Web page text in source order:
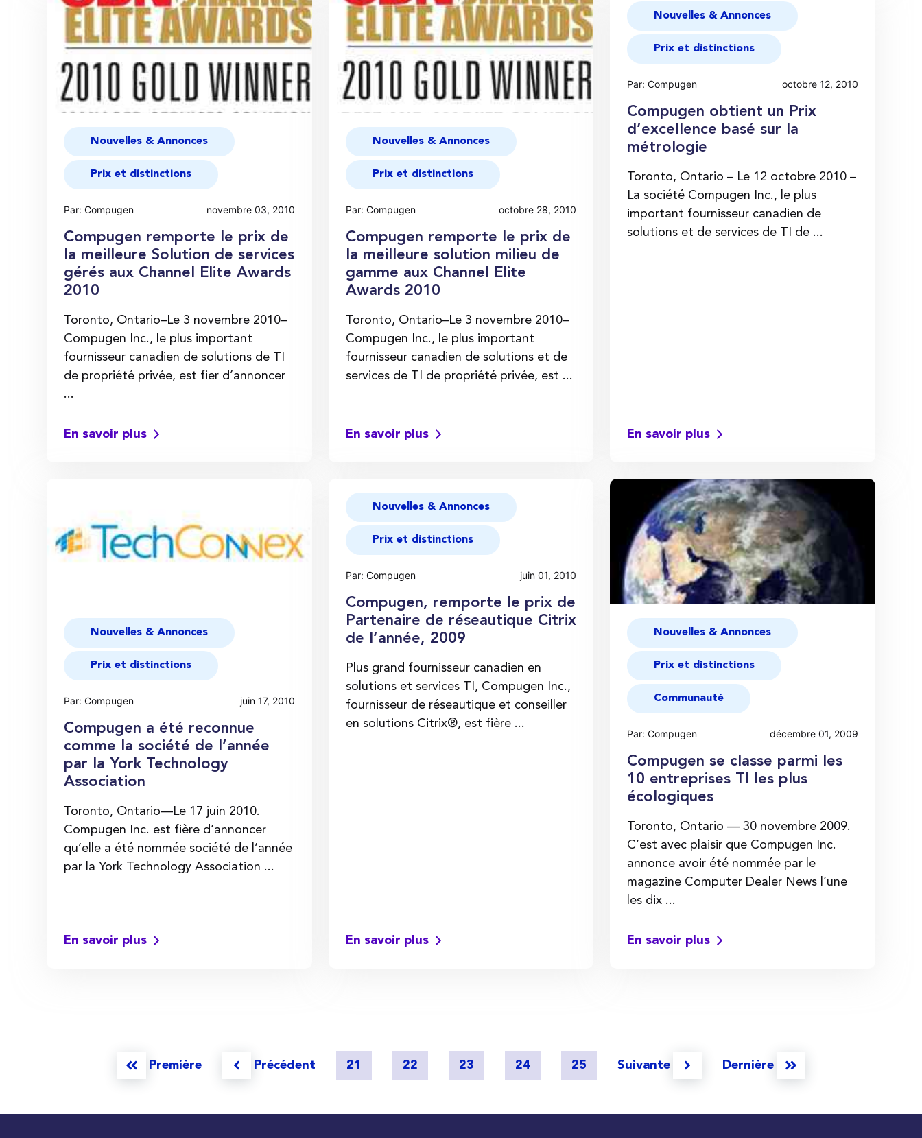
Nouvelles & Annonces
Prix et distinctions
Par: Compugen novembre 03, 2010
Compugen remporte le prix de
la meilleure Solution de services
gérés aux Channel Elite Awards
2010
Toronto, Ontario–Le 3 novembre 2010–
Compugen Inc., le plus important
fournisseur canadien de solutions de TI
de propriété privée, est fier d’annoncer
...
En savoir plus
Nouvelles & Annonces
Prix et distinctions
Par: Compugen octobre 28, 2010
Compugen remporte le prix de
la meilleure solution milieu de
gamme aux Channel Elite
Awards 2010
Toronto, Ontario–Le 3 novembre 2010–
Compugen Inc., le plus important
fournisseur canadien de solutions et de
services de TI de propriété privée, est ...
En savoir plus
Nouvelles & Annonces
Prix et distinctions
Par: Compugen octobre 12, 2010
Compugen obtient un Prix
d’excellence basé sur la
métrologie
Toronto, Ontario – Le 12 octobre 2010 –
La société Compugen Inc., le plus
important fournisseur canadien de
solutions et de services de TI de ...
En savoir plus
Nouvelles & Annonces
Prix et distinctions
Par: Compugen juin 17, 2010
Compugen a été reconnue
comme la société de l’année
par la York Technology
Association
Toronto, Ontario—Le 17 juin 2010.
Compugen Inc. est fière d’annoncer
qu’elle a été nommée société de l’année
par la York Technology Association ...
En savoir plus
Nouvelles & Annonces
Prix et distinctions
Par: Compugen juin 01, 2010
Compugen, remporte le prix de
Partenaire de réseautique Citrix
de l’année, 2009
Plus grand fournisseur canadien en
solutions et services TI, Compugen Inc.,
fournisseur de réseautique et conseiller
en solutions Citrix®, est fière ...
En savoir plus
Nouvelles & Annonces
Prix et distinctions
Communauté
Par: Compugen décembre 01, 2009
Compugen se classe parmi les
10 entreprises TI les plus
écologiques
Toronto, Ontario — 30 novembre 2009.
C’est avec plaisir que Compugen Inc.
annonce avoir été nommée par le
magazine Computer Dealer News l’une
les dix ...
En savoir plus
Première Précédent 21 22 23 24 25 Suivante Dernière